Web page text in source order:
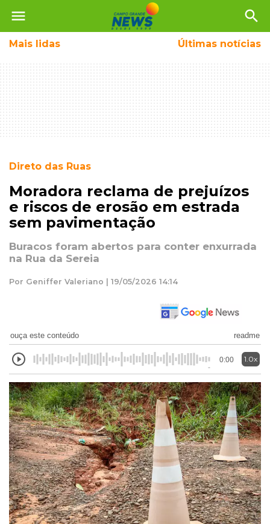
menu search
Mais lidas Últimas notícias
Direto das Ruas
Moradora reclama de prejuízos
e riscos de erosão em estrada
sem pavimentação
Buracos foram abertos para conter enxurrada
na Rua da Sereia
Por Geniffer Valeriano | 19/05/2026 14:14
ouça este conteúdo readme
0:00 1.0x